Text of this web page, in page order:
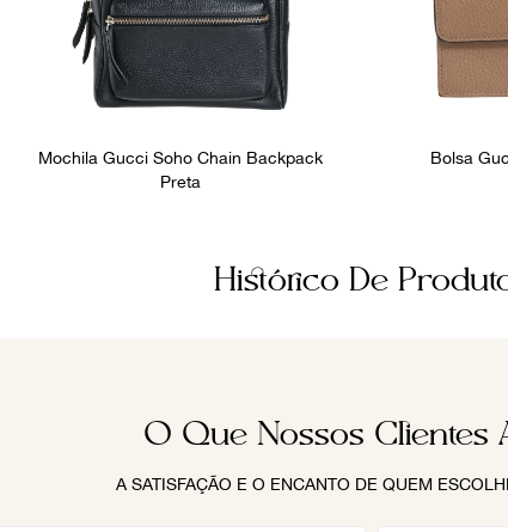
Mochila Gucci Soho Chain Backpack
Preta
Bolsa
Histórico De
O Que Nossos Clientes
A SATISFAÇÃO E O ENCANTO DE QUEM